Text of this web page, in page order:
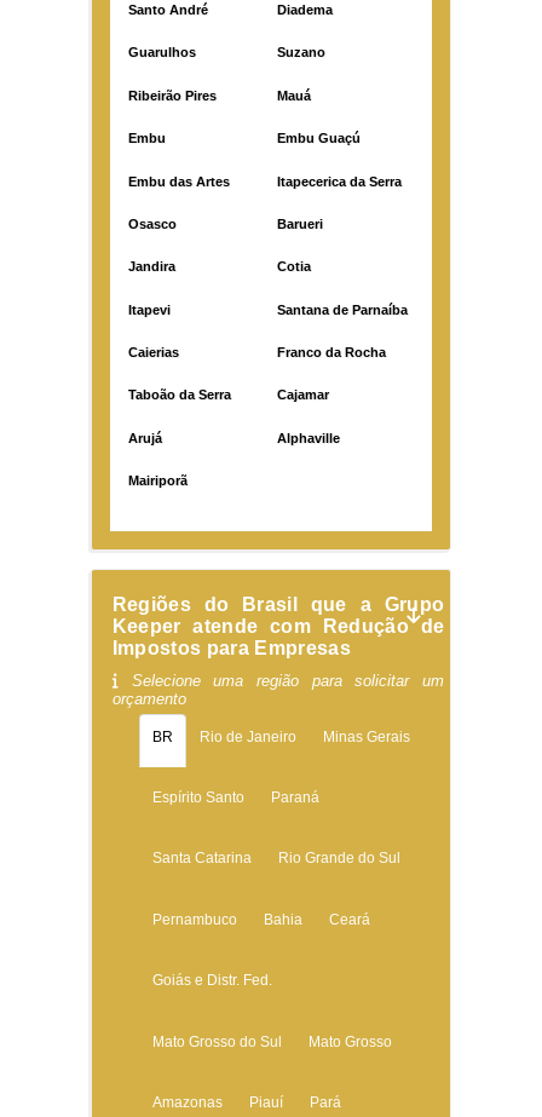
Santo André Diadema
Guarulhos Suzano
Ribeirão Pires Mauá
Embu Embu Guaçú
Embu das Artes Itapecerica da Serra
Osasco Barueri
Jandira Cotia
Itapevi Santana de Parnaíba
Caierias Franco da Rocha
Taboão da Serra Cajamar
Arujá Alphaville
Mairiporã
Regiões do Brasil que a Grupo
Keeper atende com Redução de
Impostos para Empresas
Selecione uma região para solicitar um
orçamento
BR Rio de Janeiro Minas Gerais
Espírito Santo Paraná
Santa Catarina Rio Grande do Sul
Pernambuco Bahia Ceará
Goiás e Distr. Fed.
Mato Grosso do Sul Mato Grosso
Amazonas Piauí Pará